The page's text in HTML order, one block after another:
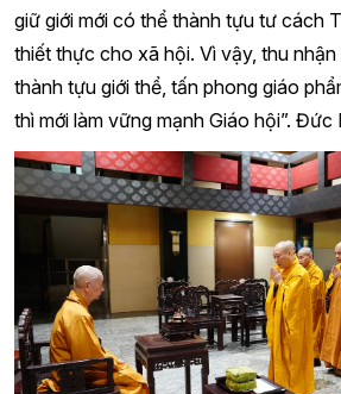
giữ giới mới có thể thành tựu tư cách
thiết thực cho xã hội. Vì vậy, thu nhận
thành tựu giới thể, tấn phong giáo
thì mới làm vững mạnh Giáo hội”. Đức